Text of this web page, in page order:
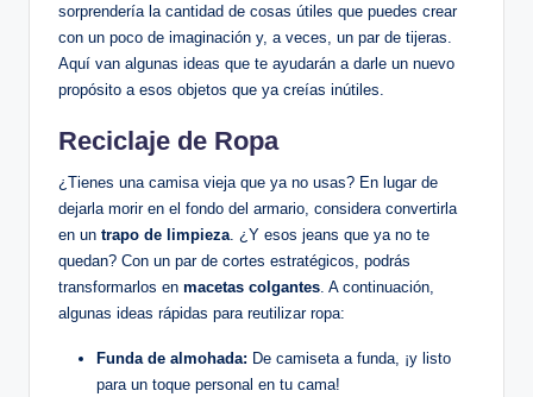
sorprendería la cantidad de cosas útiles que puedes crear
con un poco de imaginación y, a veces, un par de tijeras.
Aquí van algunas ideas que te ayudarán a darle un nuevo
propósito a esos objetos que ya creías inútiles.
Reciclaje de Ropa
¿Tienes una camisa vieja que ya no usas? En lugar de
dejarla morir en el fondo del armario, considera convertirla
en un trapo de limpieza. ¿Y esos jeans que ya no te
quedan? Con un par de cortes estratégicos, podrás
transformarlos en macetas colgantes. A continuación,
algunas ideas rápidas para reutilizar ropa:
Funda de almohada: De camiseta a funda, ¡y listo
para un toque personal en tu cama!